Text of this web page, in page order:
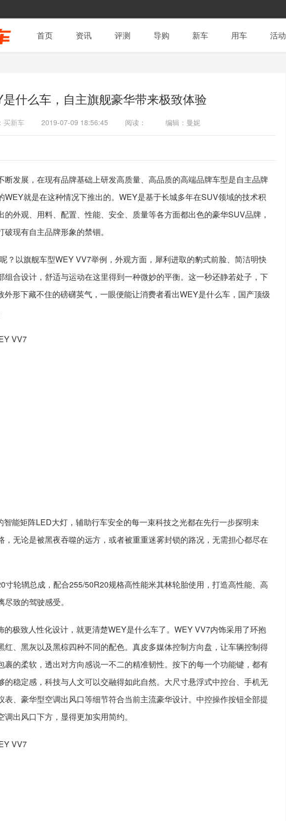
首页 资讯 评测 导购 新车 用车 活动
什么车，自主旗舰豪华带来极致体验
买新车 2019-07-09 18:56:45 阅读： 编辑：曼妮
断发展，在现有品牌基础上研发高质量、高品质的高端品牌车型是自主品牌
WEY就是在这种情况下推出的。WEY是基于长城多年在SUV领域的技术积
的外观、用料、配置、性能、安全、质量等各方面都出色的豪华SUV品牌，
现有自主品牌形象的禁锢。
？以旗舰车型WEY VV7举例，外观方面，犀利进取的豹式前脸、简洁明快
组合设计，舒适与运动在这里得到一种微妙的平衡。这一秒还静若处子，下
形下藏不住的磅礴英气，一眼便能让消费者看出WEY是什么车，国产顶级
能矩阵LED大灯，辅助行车安全的每一束科技之光都在先行一步探明未
，无论是被黑夜吞噬的远方，或者被重重迷雾封锁的路况，无需担心都尽在
寸轮辋总成，配合255/50R20规格高性能米其林轮胎使用，打造高性能、高
致的驾驶感受。
的极致人性化设计，就更清楚WEY是什么车了。WEY VV7内饰采用了环抱
红、黑灰以及黑棕四种不同的配色。真皮多媒体控制方向盘，让车辆控制得
裹的柔软，透出对方向感说一不二的精准韧性。按下的每一个功能键，都有
的稳定感，科技与人文可以交融得如此自然。大尺寸悬浮式中控台、手机无
表、豪华型空调出风口等细节符合当前主流豪华设计。中控操作按钮全部提
出风口下方，显得更加实用简约。